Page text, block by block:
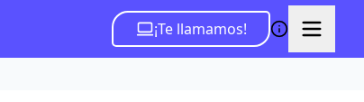
¡Te llamamos!